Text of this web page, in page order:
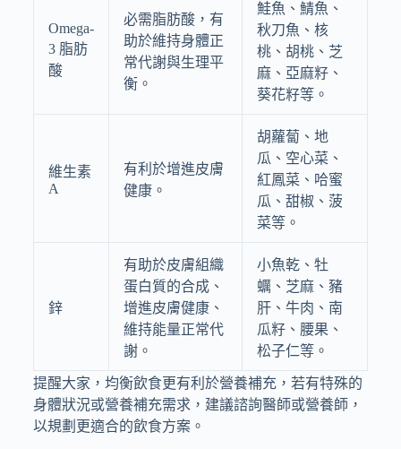
Omega-
3 脂肪
酸
必需脂肪酸，有
助於維持身體正
常代謝與生理平
衡。
鮭魚、鯖魚、
秋刀魚、核
桃、胡桃、芝
麻、亞麻籽、
葵花籽等。
維生素
A
有利於增進皮膚
健康。
胡蘿蔔、地
瓜、空心菜、
紅鳳菜、哈蜜
瓜、甜椒、菠
菜等。
鋅
有助於皮膚組織
蛋白質的合成、
增進皮膚健康、
維持能量正常代
謝。
小魚乾、牡
蠣、芝麻、豬
肝、牛肉、南
瓜籽、腰果、
松子仁等。
提醒大家，均衡飲食更有利於營養補充，若有特殊的
身體狀況或營養補充需求，建議諮詢醫師或營養師，
以規劃更適合的飲食方案。